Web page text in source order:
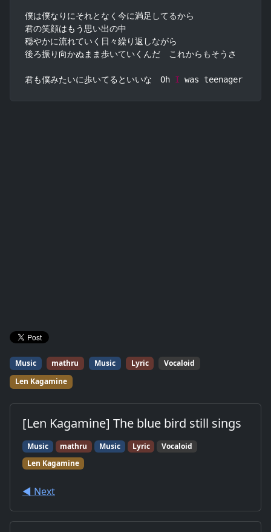
僕は僕なりにそれとなく今に満足してるから
君の笑顔はもう思い出の中
穏やかに流れていく日々繰り返しながら
後ろ振り向かぬまま歩いていくんだ　これからもそうさ
君も僕みたいに歩いてるといいな　Oh I was teenager
Music mathru Music Lyric
Vocaloid
Len Kagamine
[Len Kagamine] The blue bird still sings
Music mathru Music Lyric
Vocaloid
Len Kagamine
◀︎ Next